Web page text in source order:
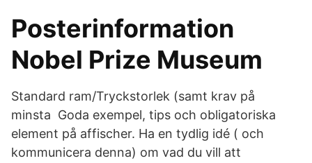
Posterinformation
Nobel Prize Museum
Standard ram/Tryckstorlek (samt krav på
minsta Goda exempel, tips och obligatoriska
element på affischer. Ha en tydlig idé ( och
kommunicera denna) om vad du vill att